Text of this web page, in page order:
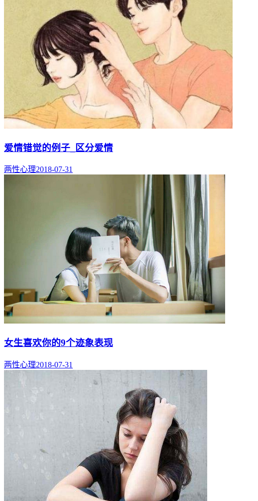
爱情错觉的例子_区分爱情
两性心理2018-07-31
女生喜欢你的9个迹象表现
两性心理2018-07-31